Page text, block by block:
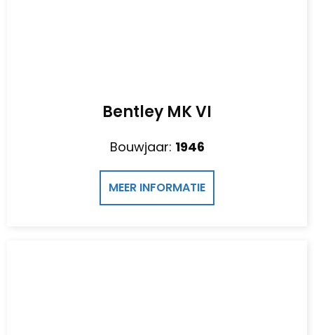
Bentley MK VI
Bouwjaar: 1946
MEER INFORMATIE